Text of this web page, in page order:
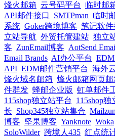
烽火邮箱 云号码平台 临时邮
API邮件接口
SMTPman 临时
系统 Goker跨境博客 笔记软
立站导航 外贸托管建站 独立
客 ZunEmail博客 AotSend
Email Brands AI办公平台
API EDM邮件营销平台 海外
烽火域名邮箱 烽火邮箱网页邮
件群发 蜂邮企业版 虹单邮件
115shop独立站平台
115shop独
长 Shop345独立站集合
博客 坚果博客 Yanknote Woka
SoloWilder 跨境人435 红点统